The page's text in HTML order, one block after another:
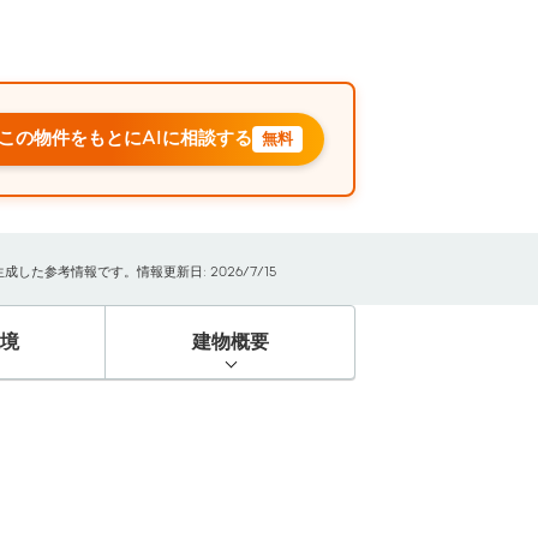
の物件をもとにAIに相談する 無料
した参考情報です。情報更新日: 2026/7/15
建物概要